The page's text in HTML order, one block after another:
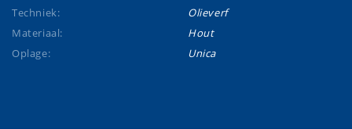
Techniek:
Olieverf
Materiaal:
Hout
Oplage:
Unica